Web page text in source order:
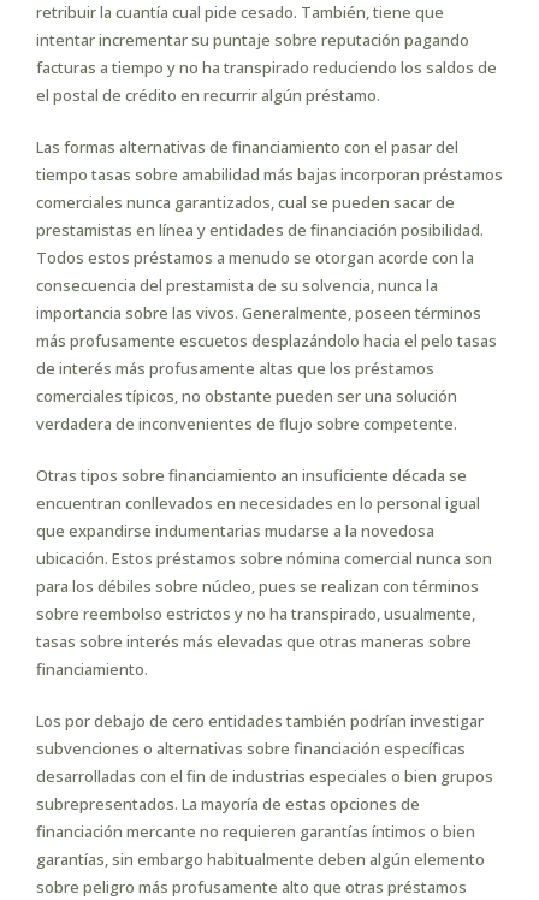
retribuir la cuantía cual pide cesado. También, tiene que
intentar incrementar su puntaje sobre reputación pagando
facturas a tiempo y no ha transpirado reduciendo los saldos de
el postal de crédito en recurrir algún préstamo.
Las formas alternativas de financiamiento con el pasar del
tiempo tasas sobre amabilidad más bajas incorporan préstamos
comerciales nunca garantizados, cual se pueden sacar de
prestamistas en línea y entidades de financiación posibilidad.
Todos estos préstamos a menudo se otorgan acorde con la
consecuencia del prestamista de su solvencia, nunca la
importancia sobre las vivos. Generalmente, poseen términos
más profusamente escuetos desplazándolo hacia el pelo tasas
de interés más profusamente altas que los préstamos
comerciales tí­picos, no obstante pueden ser una solución
verdadera de inconvenientes de flujo sobre competente.
Otras tipos sobre financiamiento an insuficiente década se
encuentran conllevados en necesidades en lo personal igual
que expandirse indumentarias mudarse a la novedosa
ubicación. Estos préstamos sobre nómina comercial nunca son
para los débiles sobre núcleo, pues se realizan con términos
sobre reembolso estrictos y no ha transpirado, usualmente,
tasas sobre interés más elevadas que otras maneras sobre
financiamiento.
Los por debajo de cero entidades también podrían investigar
subvenciones o alternativas sobre financiación específicas
desarrolladas con el fin de industrias especiales o bien grupos
subrepresentados. La mayorí­a de estas opciones de
financiación mercante no requieren garantías íntimos o bien
garantías, sin embargo habitualmente deben algún elemento
sobre peligro más profusamente alto que otras préstamos